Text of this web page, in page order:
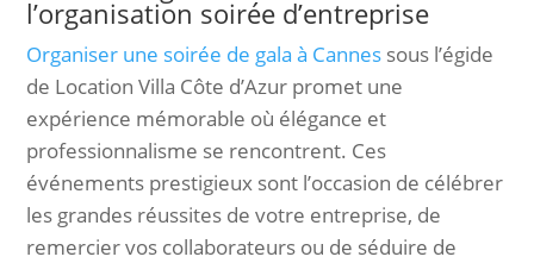
l’organisation soirée d’entreprise
Organiser une soirée de gala à Cannes sous l’égide
de Location Villa Côte d’Azur promet une
expérience mémorable où élégance et
professionnalisme se rencontrent. Ces
événements prestigieux sont l’occasion de célébrer
les grandes réussites de votre entreprise, de
remercier vos collaborateurs ou de séduire de